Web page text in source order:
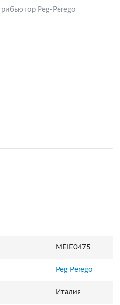
Peg-Perego
MEIE0475
Peg Perego
Италия